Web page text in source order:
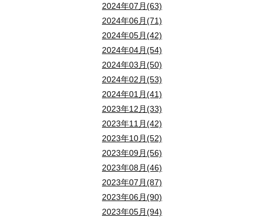
2024年07月(63)
2024年06月(71)
2024年05月(42)
2024年04月(54)
2024年03月(50)
2024年02月(53)
2024年01月(41)
2023年12月(33)
2023年11月(42)
2023年10月(52)
2023年09月(56)
2023年08月(46)
2023年07月(87)
2023年06月(90)
2023年05月(94)